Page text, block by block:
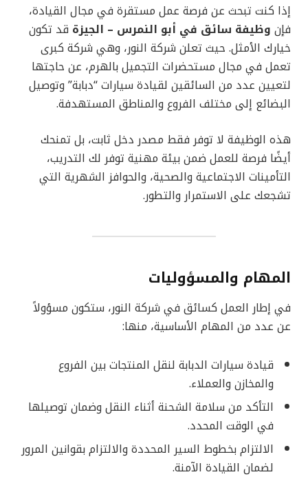
إذا كنت تبحث عن فرصة عمل مستقرة في مجال القيادة،
فإن وظيفة سائق في أبو النمرس – الجيزة قد تكون
خيارك الأمثل. حيث تعلن شركة النور، وهي شركة كبرى
تعمل في مجال مستحضرات التجميل بالهرم، عن حاجتها
لتعيين عدد من السائقين لقيادة سيارات “دبابة” وتوصيل
البضائع إلى مختلف الفروع والمناطق المستهدفة.
هذه الوظيفة لا توفر فقط مصدر دخل ثابت، بل تمنحك
أيضًا فرصة للعمل ضمن بيئة مهنية توفر لك التدريب،
التأمينات الاجتماعية والصحية، والحوافز الشهرية التي
تشجعك على الاستمرار والتطور.
المهام والمسؤوليات
في إطار العمل كسائق في شركة النور، ستكون مسؤولاً
عن عدد من المهام الأساسية، منها:
قيادة سيارات الدبابة لنقل المنتجات بين الفروع
والمخازن والعملاء.
التأكد من سلامة الشحنة أثناء النقل وضمان توصيلها
في الوقت المحدد.
الالتزام بخطوط السير المحددة والالتزام بقوانين المرور
لضمان القيادة الآمنة.